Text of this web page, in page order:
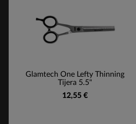
Glamtech One Lefty Thinning
Tijera 5.5"
12,55 €